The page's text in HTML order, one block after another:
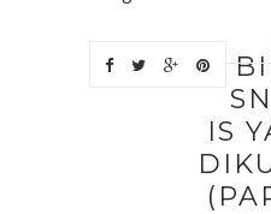
BI
SN
IS